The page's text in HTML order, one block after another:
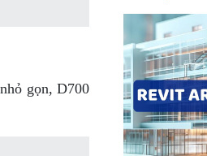
gọn, D700